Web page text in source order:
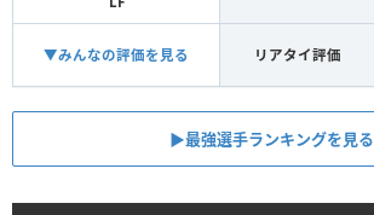
▼みんなの評価を見る リアタイ評価
▶︎最強選手ランキングを見る